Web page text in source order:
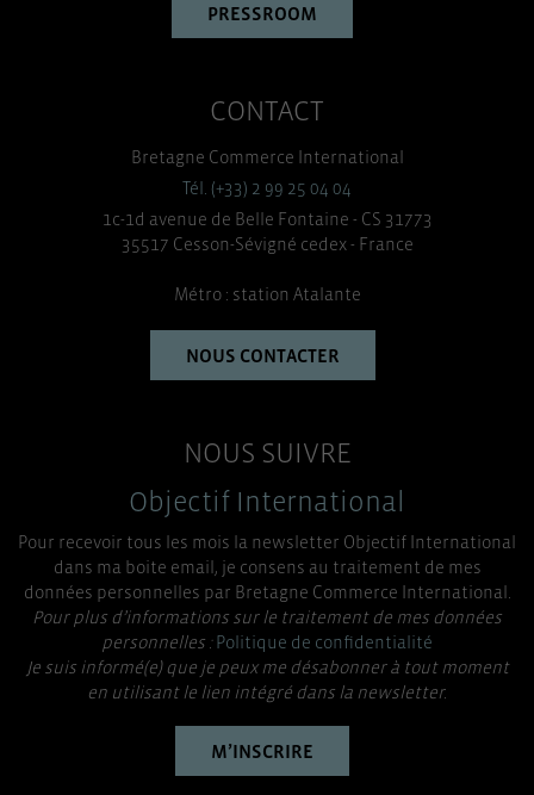
PRESSROOM
CONTACT
Bretagne Commerce International
Tél. (+33) 2 99 25 04 04
1c-1d avenue de Belle Fontaine - CS 31773
35517 Cesson-Sévigné cedex - France
Métro : station Atalante
NOUS CONTACTER
NOUS SUIVRE
Objectif International
Pour recevoir tous les mois la newsletter Objectif International
dans ma boite email, je consens au traitement de mes
données personnelles par Bretagne Commerce International.
Pour plus d’informations sur le traitement de mes données
personnelles :Politique de confidentialité
Je suis informé(e) que je peux me désabonner à tout moment
en utilisant le lien intégré dans la newsletter.
M’INSCRIRE